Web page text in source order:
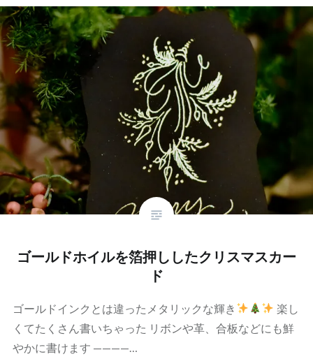
ゴールドホイルを箔押ししたクリスマスカー
ド
ゴールドインクとは違ったメタリックな輝き
楽し
くてたくさん書いちゃった リボンや革、合板などにも鮮
やかに書けます ————…